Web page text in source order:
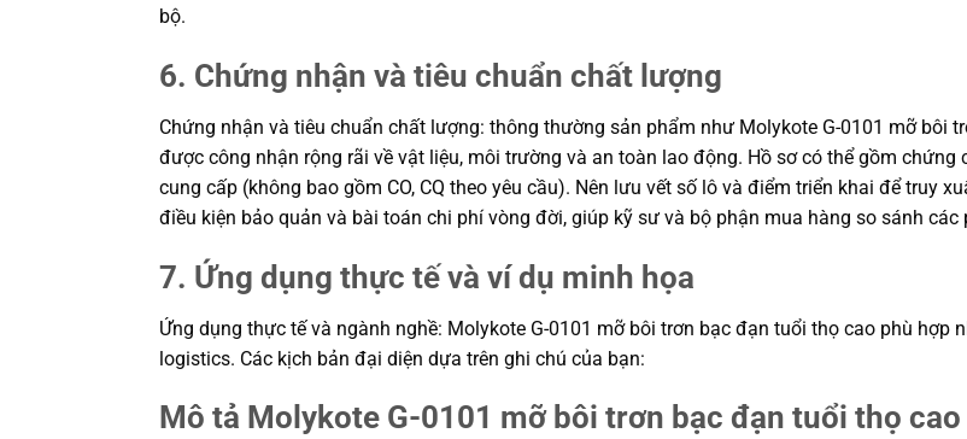
bộ.
6. Chứng nhận và tiêu chuẩn chất lượng
Chứng nhận và tiêu chuẩn chất lượng: thông thường sản phẩm như Molykote G-0101 mỡ bôi
được công nhận rộng rãi về vật liệu, môi trường và an toàn lao động. Hồ sơ có thể gồm
cung cấp (không bao gồm CO, CQ theo yêu cầu). Nên lưu vết số lô và điểm triển khai để truy
điều kiện bảo quản và bài toán chi phí vòng đời, giúp kỹ sư và bộ phận mua hàng so sánh
7. Ứng dụng thực tế và ví dụ minh họa
Ứng dụng thực tế và ngành nghề: Molykote G-0101 mỡ bôi trơn bạc đạn tuổi thọ cao phù hợp
logistics. Các kịch bản đại diện dựa trên ghi chú của bạn:
Mô tả Molykote G-0101 mỡ bôi trơn bạc đạn tuổi thọ cao